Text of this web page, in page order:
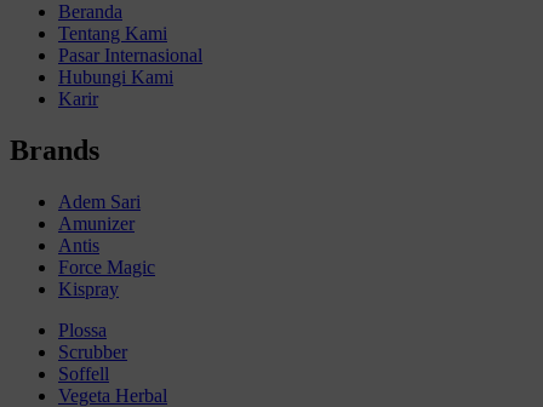
Beranda
Tentang Kami
Pasar Internasional
Hubungi Kami
Karir
Brands
Adem Sari
Amunizer
Antis
Force Magic
Kispray
Plossa
Scrubber
Soffell
Vegeta Herbal